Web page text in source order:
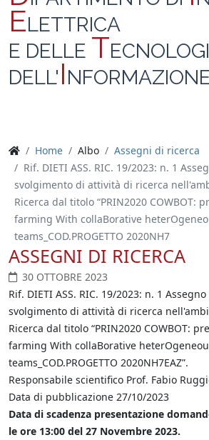
ELETTRICA
E DELLE T
DELL'I
Home Albo
Assegni di ricerca
Rif. DIETI ASS. RIC. 19/2023: n. 1
svolgimento di attività di ricerca
Ricerca dal titolo “PRIN2020 COWBOT:
farming With collaBorative
teams_COD.PROGETTO 2020NH7
ASSEGNI DI RICERCA
30 OTTOBRE 2023
Rif. DIETI ASS. RIC. 19/2023: n. 1
svolgimento di attività di ricerca
Ricerca dal titolo “PRIN2020 COWBOT:
farming With collaBorative
teams_COD.PROGETTO 2020NH7EAZ”.
Responsabile scientifico Prof. Fabio
Data di pubblicazione 27/10/2023
Data di scadenza presentazione
le ore 13:00 del 27 Novembre 2023.